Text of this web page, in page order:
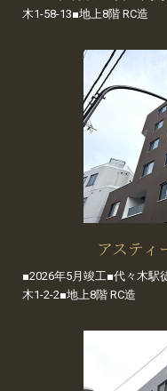
木1-58-13■地上8階 RC造
アスティ
■2026年5月竣工■代々木駅
木1-2-2■地上8階 RC造